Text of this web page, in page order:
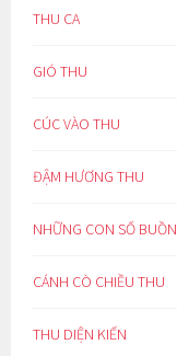
THU CA
GIÓ THU
CÚC VÀO THU
ĐẬM HƯƠNG THU
NHỮNG CON SỐ BUỒN
CÁNH CÒ CHIỀU THU
THU DIỆN KIẾN